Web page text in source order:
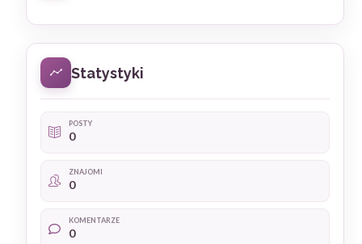
Statystyki
POSTY
0
ZNAJOMI
0
KOMENTARZE
0